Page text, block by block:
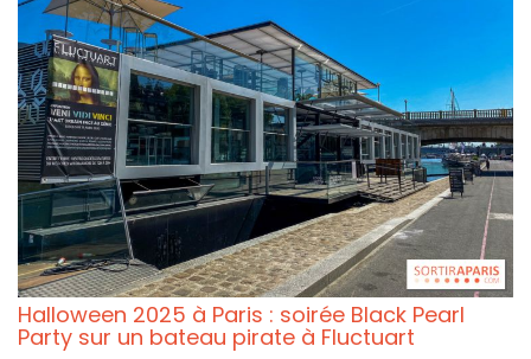
Halloween 2025 à Paris : soirée Black Pearl
Party sur un bateau pirate à Fluctuart